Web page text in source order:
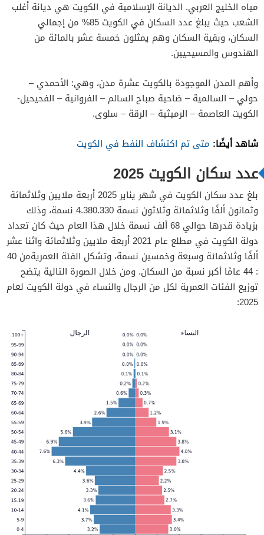
مياه الخليج العربي. الديانة الإسلامية في الكويت هي ديانة أغلب
الشعب حيث يبلغ عدد السكان في الكويت 85% من إجمالي
السكان، وبقية السكان وهم يمثلون خمسة عشر بالمائة من
الهندوس والمسيحيين.
وأهم المدن الموجودة بالكويت عشرة مدن، وهي: الأحمدي –
حولي – السالمية – ضاحية صباح السالم – الفروانية – الفحيحيل-
الكويت العاصمة – الرميثية – الرقة – سلوى.
شاهد أيضًا: متى تم اكتشاف النفط في الكويت
عدد سكان الكويت 2025
بلغ عدد سكان الكويت في شهر يناير 2025 أربعة ملايين وثلاثمائة
وثمانون ألفًا وثلاثمائة وثلاثون نسمة 4.380.330 نسمة، وذلك
بزيادة قدرها حوالي 68 ألف نسمة خلال هذا العام حيث كان تعداد
دولة الكويت في مطلع عام 2021 أربعة ملايين وثلاثمائة واثنا عشر
ألفًا وثلاثمائة وسبعة وخمسين نسمة، وتشكل الفئة العمريةمن 40
: 44 عامًا أكبر نسبة من السكان. ومن خلال الصورة التالية يتضح
توزيع الفئات العمرية لكل من الرجال والنساء في دولة الكويت لعام
2025: